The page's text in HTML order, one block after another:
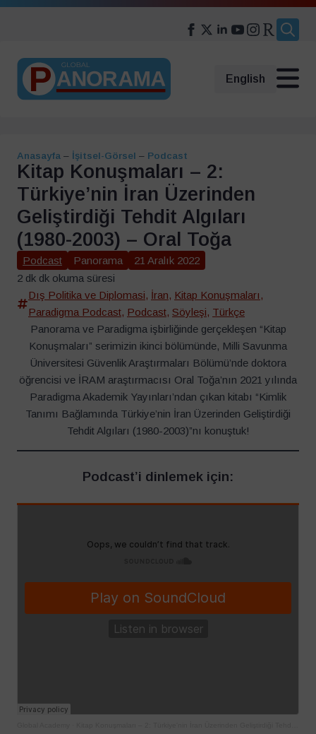
English
Anasayfa – İşitsel-Görsel – Podcast
Kitap Konuşmaları – 2:
Türkiye’nin İran Üzerinden
Geliştirdiği Tehdit Algıları
(1980-2003) – Oral Toğa
Podcast Panorama
21 Aralık 2022
2 dk dk okuma süresi
Dış Politika ve Diplomasi, İran, Kitap Konuşmaları ,
Paradigma Podcast, Podcast, Söyleşi, Türkçe
Panorama ve Paradigma işbirliğinde gerçekleşen “Kitap
Konuşmaları” serimizin ikinci bölümünde, Milli Savunma
Üniversitesi Güvenlik Araştırmaları Bölümü’nde doktora
öğrencisi ve İRAM araştırmacısı Oral Toğa’nın 2021 yılında
Paradigma Akademik Yayınları’ndan çıkan kitabı “Kimlik
Tanımı Bağlamında Türkiye’nin İran Üzerinden Geliştirdiği
Tehdit Algıları (1980-2003)”nı konuştuk!
Podcast’i dinlemek için: